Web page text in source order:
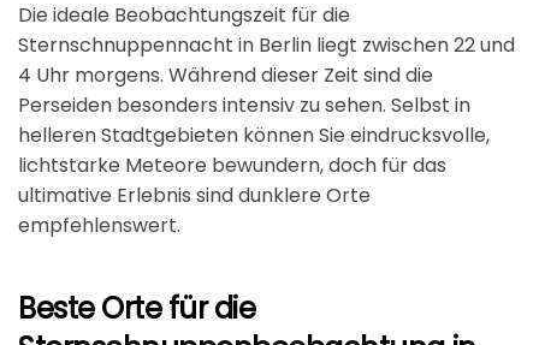
Die ideale Beobachtungszeit für die
Sternschnuppennacht in Berlin liegt zwischen 22 und
4 Uhr morgens. Während dieser Zeit sind die
Perseiden besonders intensiv zu sehen. Selbst in
helleren Stadtgebieten können Sie eindrucksvolle,
lichtstarke Meteore bewundern, doch für das
ultimative Erlebnis sind dunklere Orte
empfehlenswert.
Beste Orte für die